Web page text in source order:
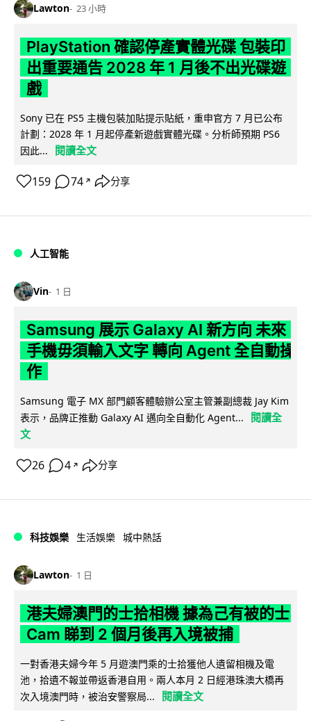
Lawton 23 小時
PlayStation 確認停產實體光碟 包裝印
出重要通告 2028 年 1 月後不出光碟遊
戲
Sony 已在 PS5 主機包裝加貼提示貼紙，重申官方 7 月已公布
計劃：2028 年 1 月起停產新遊戲實體光碟。分析師預期 PS6
因此...
閱讀全文
159 74 ↗ 分享
人工智能
Vin 1 日
Samsung 展示 Galaxy AI 新方向 未來
手機毋須輸入文字 轉向 Agent 全自動操
作
Samsung 電子 MX 部門顧客體驗辦公室主管兼副總裁 Jay Kim
表示，品牌正推動 Galaxy AI 邁向全自動化 Agent...
閱讀全
文
26 4 ↗ 分享
科技娛樂 生活娛樂 城中熱話
Lawton 1 日
港夫婦澳門的士拾相機 據為己有被的士
Cam 睇到 2 個月後再入境被捕
一對香港夫婦今年 5 月遊澳門乘的士拾獲他人遺留相機及電
池，拾遺不報並帶返香港自用。兩人本月 2 日經港珠澳大橋再
次入境澳門時，被治安警察局...
閱讀全文